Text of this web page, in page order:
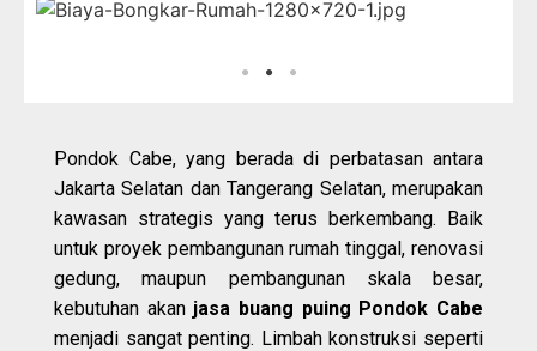
Pondok Cabe, yang berada di perbatasan antara
Jakarta Selatan dan Tangerang Selatan, merupakan
kawasan strategis yang terus berkembang. Baik
untuk proyek pembangunan rumah tinggal, renovasi
gedung, maupun pembangunan skala besar,
kebutuhan akan jasa buang puing Pondok Cabe
menjadi sangat penting. Limbah konstruksi seperti